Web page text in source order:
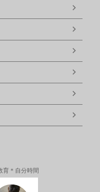
育＊自分時間